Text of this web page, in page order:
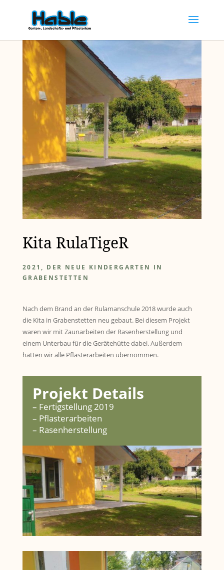
Kita RulaTigeR
2021, DER NEUE KINDERGARTEN IN
GRABENSTETTEN
Nach dem Brand an der Rulamanschule 2018 wurde auch
die Kita in Grabenstetten neu gebaut. Bei diesem Projekt
waren wir mit Zaunarbeiten der Rasenherstellung und
einem Unterbau für die Gerätehütte dabei. Außerdem
hatten wir alle Pflasterarbeiten übernommen.
Projekt Details
– Fertigstellung 2019
– Pflasterarbeiten
– Rasenherstellung